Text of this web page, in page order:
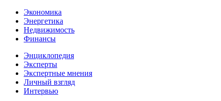
Экономика
Энергетика
Недвижимость
Финансы
Энциклопедия
Эксперты
Экспертные мнения
Личный взгляд
Интервью